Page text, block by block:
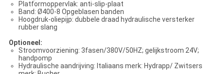
Platformoppervlak: anti-slip-plaat
Band: Ø400-8 Opgeblasen banden
Hoogdruk-oliepijp: dubbele draad hydraulische versterker
rubber slang
Optioneel:
Stroomvoorziening: 3fasen/380V/50HZ; gelijkstroom 24V;
handpomp
Hydraulische aandrijving: Italiaans merk: Hydrapp/ Zwitsers